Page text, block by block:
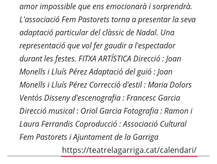
amor impossible que ens emocionarà i sorprendrà.
L'associació Fem Pastorets torna a presentar la seva
adaptació particular del clàssic de Nadal. Una
representació que vol fer gaudir a l'espectador
durant les festes. FITXA ARTÍSTICA Direcció : Joan
Monells i Lluís Pérez Adaptació del guió : Joan
Monells i Lluís Pérez Correcció d'estil : Maria Dolors
Ventós Disseny d'escenografia : Francesc Garcia
Direcció musical : Oriol Garcia Fotografia : Ramon i
Laura Ferrandis Coproducció : Associació Cultural
Fem Pastorets i Ajuntament de la Garriga
https://teatrelagarriga.cat/calendari/